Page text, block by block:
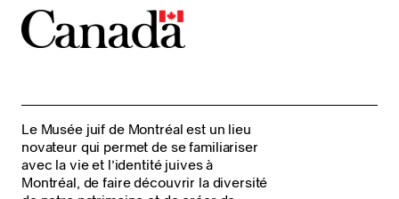
Le Musée juif de Montréal est un lieu
novateur qui permet de se familiariser
avec la vie et l’identité juives à
Montréal, de faire découvrir la diversité